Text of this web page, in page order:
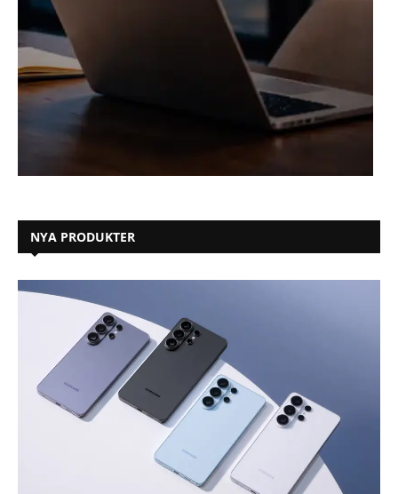
NYA PRODUKTER